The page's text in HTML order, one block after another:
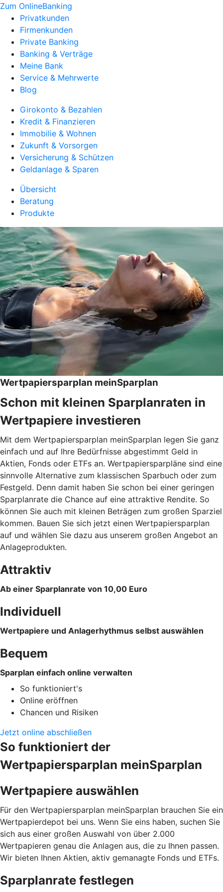
Zum OnlineBanking
Privatkunden
Firmenkunden
Private Banking
Banking & Verträge
Meine Bank
Service & Mehrwerte
Blog
Girokonto & Bezahlen
Kredit & Finanzieren
Immobilie & Wohnen
Zukunft & Vorsorgen
Versicherung & Schützen
Geldanlage & Sparen
Übersicht
Beratung
Produkte
Wertpapiersparplan meinSparplan
Schon mit kleinen Sparplanraten in
Wertpapiere investieren
Mit dem Wertpapiersparplan meinSparplan legen Sie ganz
einfach und auf Ihre Bedürfnisse abgestimmt Geld in
Aktien, Fonds oder ETFs an. Wertpapiersparpläne sind eine
sinnvolle Alternative zum klassischen Sparbuch oder zum
Festgeld. Denn damit haben Sie schon bei einer geringen
Sparplanrate die Chance auf eine attraktive Rendite. So
können Sie auch mit kleinen Beträgen zum großen Sparziel
kommen. Bauen Sie sich jetzt einen Wertpapiersparplan
auf und wählen Sie dazu aus unserem großen Angebot an
Anlageprodukten.
Attraktiv
Ab einer Sparplanrate von 10,00 Euro
Individuell
Wertpapiere und Anlagerhythmus selbst auswählen
Bequem
Sparplan einfach online verwalten
So funktioniert's
Online eröffnen
Chancen und Risiken
Jetzt online abschließen
So funktioniert der
Wertpapiersparplan meinSparplan
Wertpapiere auswählen
Für den Wertpapiersparplan meinSparplan brauchen Sie ein
Wertpapierdepot bei uns. Wenn Sie eins haben, suchen Sie
sich aus einer großen Auswahl von über 2.000
Wertpapieren genau die Anlagen aus, die zu Ihnen passen.
Wir bieten Ihnen Aktien, aktiv gemanagte Fonds und ETFs.
Sparplanrate festlegen